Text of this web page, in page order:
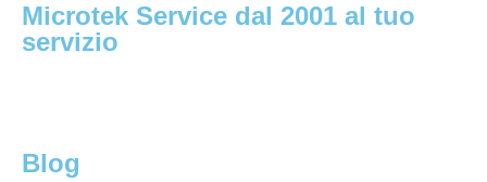
Microtek Service dal 2001 al tuo
servizio
Blog